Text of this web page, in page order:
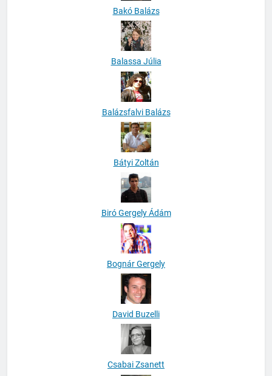
Bakó Balázs
Balassa Júlia
Balázsfalvi Balázs
Bátyi Zoltán
Biró Gergely Ádám
Bognár Gergely
David Buzelli
Csabai Zsanett